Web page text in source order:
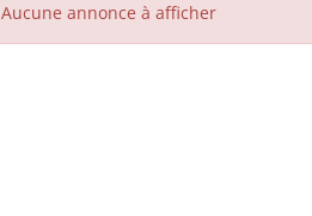
Aucune annonce à afficher